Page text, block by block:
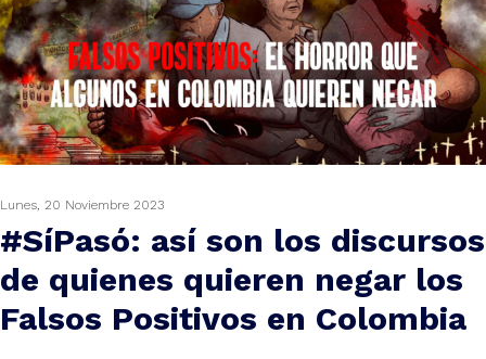
ZOOM
Lunes, 20 Noviembre 2023
#SíPasó: así son los discursos
de quienes quieren negar los
Falsos Positivos en Colombia